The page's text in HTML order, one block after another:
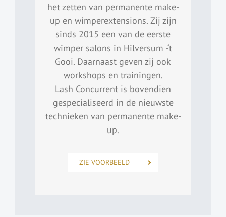
het zetten van permanente make-
up en wimperextensions. Zij zijn
sinds 2015 een van de eerste
wimper salons in Hilversum -‘t
Gooi. Daarnaast geven zij ook
workshops en trainingen.
Lash Concurrent is bovendien
gespecialiseerd in de nieuwste
technieken van permanente make-
up.
ZIE VOORBEELD